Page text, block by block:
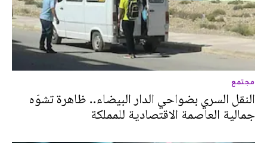
مجتمع
النقل السري بضواحي الدار البيضاء.. ظاهرة تشوّه
جمالية العاصمة الاقتصادية للمملكة